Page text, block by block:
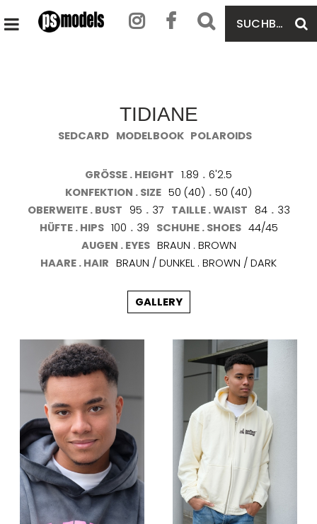
SUCHBEGRIFF
EINGEBEN
HAUPTMENÜ
TIDIANE
SEDCARD MODELBOOK POLAROIDS
GRÖSSE . HEIGHT 1.89 . 6'2.5
KONFEKTION . SIZE 50 (40) . 50 (40)
OBERWEITE . BUST 95 . 37 TAILLE . WAIST 84 . 33
HÜFTE . HIPS 100 . 39 SCHUHE . SHOES 44/45
AUGEN . EYES BRAUN . BROWN
HAARE . HAIR BRAUN / DUNKEL . BROWN / DARK
GALLERY